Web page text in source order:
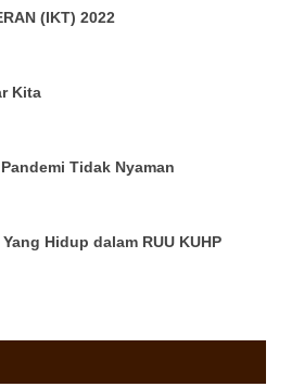
(IKT) 2022
Kita
Tidak Nyaman
Hidup dalam RUU KUHP